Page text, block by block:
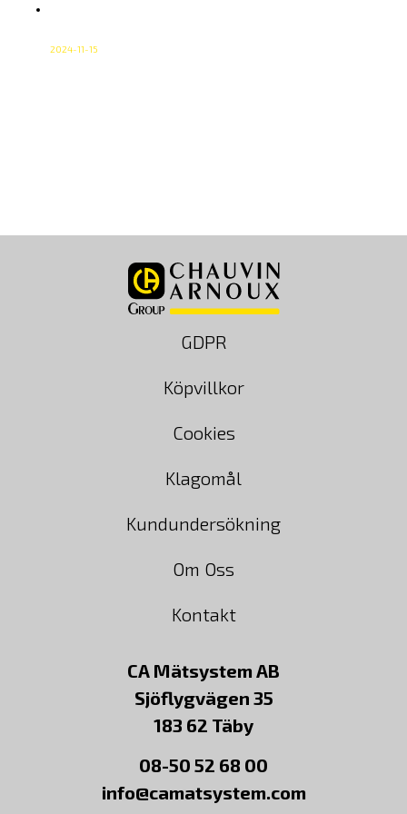
2024-11-15
GDPR
Köpvillkor
Cookies
Klagomål
Kundundersökning
Om Oss
Kontakt
CA Mätsystem AB
Sjöflygvägen 35
183 62 Täby
08-50 52 68 00
info@camatsystem.com